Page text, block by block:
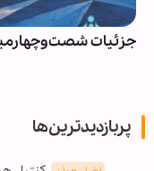
جزئیات
پربازدیدترین‌ها